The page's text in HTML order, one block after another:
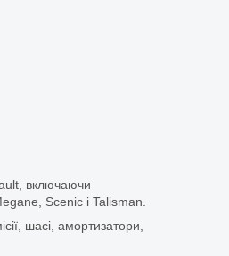
включаючи
Scenic і Talisman.
шасі, амортизатори,